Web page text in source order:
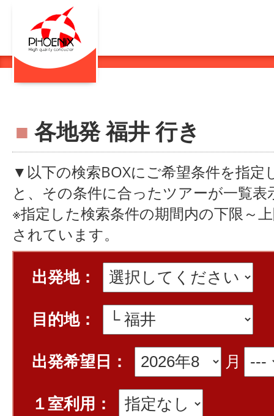
■ 各地発 福井 行き
▼以下の検索BOXにご希望条件を指定
と、その条件に合ったツアーが一覧表
※指定した検索条件の期間内の下限～
されています。
出発地：
目的地：
出発希望日：
月
１室利用：